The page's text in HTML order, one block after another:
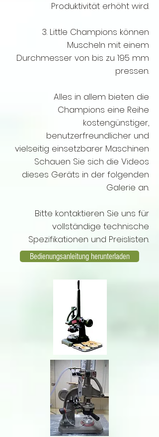
Produktivität erhöht wird.
3. Little Champions können
Muscheln mit einem
Durchmesser von bis zu 195 mm
pressen.
Alles in allem bieten die
Champions eine Reihe
kostengünstiger,
benutzerfreundlicher und
vielseitig einsetzbarer Maschinen
Schauen Sie sich die Videos
dieses Geräts in der folgenden
Galerie an.
Bitte kontaktieren Sie uns für
vollständige technische
Spezifikationen und Preislisten.
Bedienungsanleitung herunterladen